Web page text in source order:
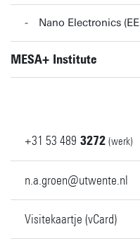
Nano Electronics
MESA+ Institute
+31 53 489 3272 (werk)
n.a.groen@utwente.nl
Visitekaartje (vCard)